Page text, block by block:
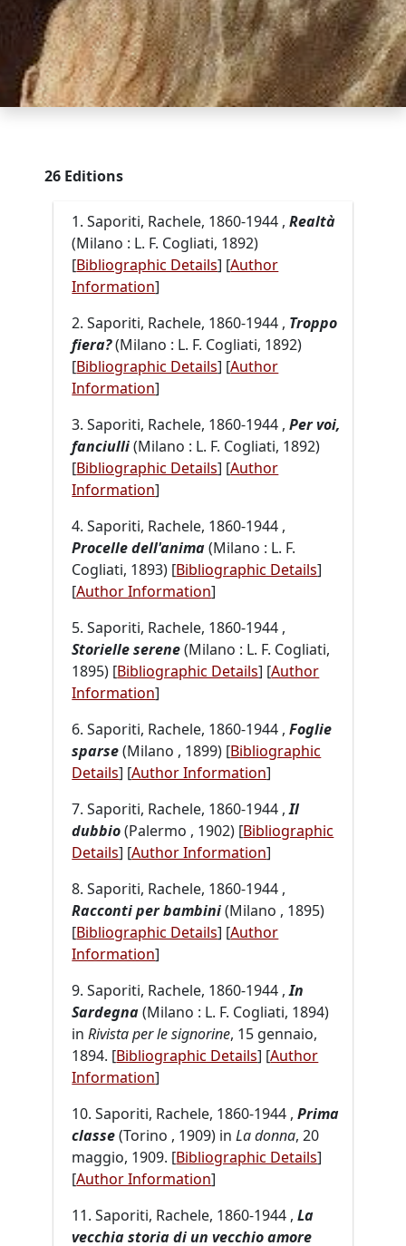
26 Editions
1. Saporiti, Rachele, 1860-1944 ,Realtà
(Milano : L. F. Cogliati, 1892)
[Bibliographic Details] [Author
Information]
2. Saporiti, Rachele, 1860-1944 , Troppo
fiera?(Milano : L. F. Cogliati, 1892)
[Bibliographic Details] [Author
Information]
3. Saporiti, Rachele, 1860-1944 ,Per voi,
fanciulli(Milano : L. F. Cogliati, 1892)
[Bibliographic Details] [Author
Information]
4. Saporiti, Rachele, 1860-1944 ,
Procelle dell'anima(Milano : L. F.
Cogliati, 1893) [Bibliographic Details]
[Author Information]
5. Saporiti, Rachele, 1860-1944 ,
Storielle serene(Milano : L. F. Cogliati,
1895) [Bibliographic Details] [Author
Information]
6. Saporiti, Rachele, 1860-1944 ,Foglie
sparse(Milano , 1899) [Bibliographic
Details] [Author Information]
7. Saporiti, Rachele, 1860-1944 ,Il
dubbio(Palermo , 1902) [Bibliographic
Details] [Author Information]
8. Saporiti, Rachele, 1860-1944 ,
Racconti per bambini(Milano , 1895)
[Bibliographic Details] [Author
Information]
9. Saporiti, Rachele, 1860-1944 ,In
Sardegna(Milano : L. F. Cogliati, 1894)
inRivista per le signorine, 15 gennaio,
1894. [Bibliographic Details] [Author
Information]
10. Saporiti, Rachele, 1860-1944 ,Prima
classe(Torino , 1909) inLa donna, 20
maggio, 1909. [Bibliographic Details]
[Author Information]
11. Saporiti, Rachele, 1860-1944 ,La
vecchia storia di un vecchio amore